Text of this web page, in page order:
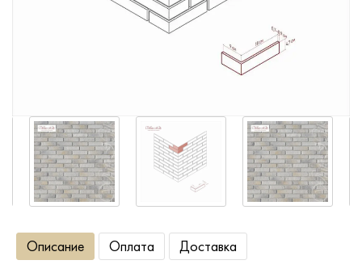
Сопутствующие товары
Услуги
Оплата
Портфолио
Описание Оплата Доставка